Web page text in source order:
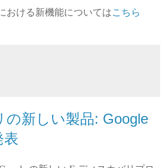
おける新機能についてはこちら
の新しい製品: Google
表